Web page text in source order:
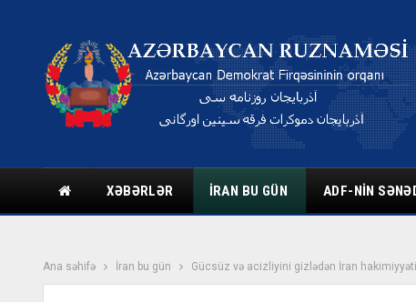
XƏBƏRLƏR İRAN BU GÜN ADF-NIN
Ana səhifə İran bu gün Gücsüz və acizliyini gizlədən İran